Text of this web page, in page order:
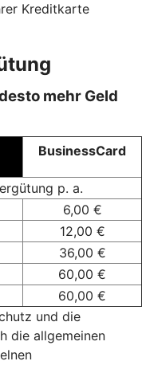
Kreditkarte
mehr Geld
BusinessCard
p. a.
6,00 €
12,00 €
36,00 €
60,00 €
60,00 €
und die
die allgemeinen